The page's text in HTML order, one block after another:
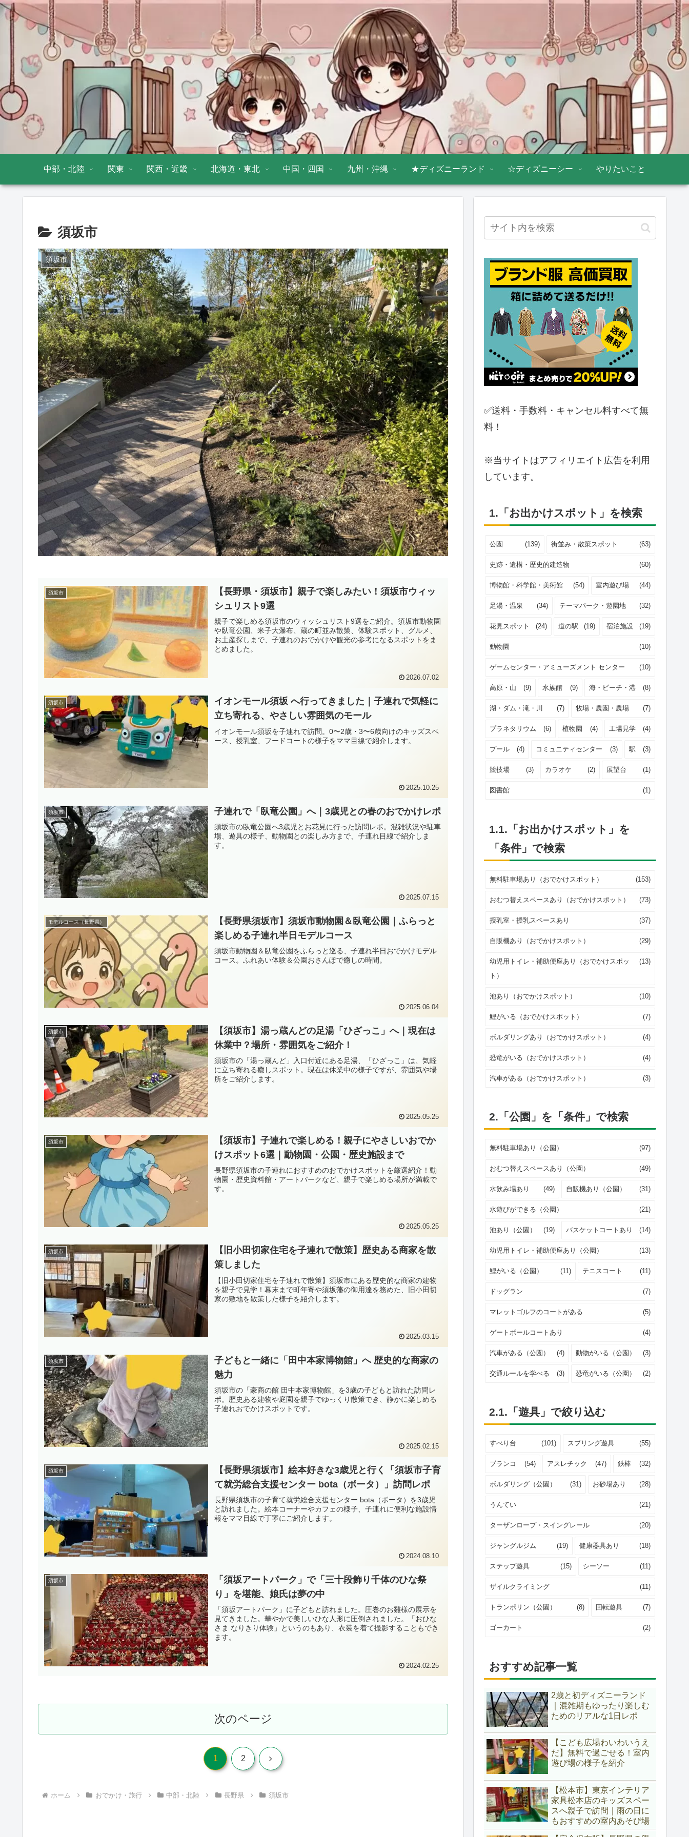
中部・北陸 関東 関西・近畿 北海道・東北 中国・四国 九州・沖縄 ★ディズニーランド ☆ディズニーシー やりたいこと
須坂市
須坂市
須坂市
【長野県・須坂市】親子で楽しみたい！須坂市ウィッ
シュリスト9選
親子で楽しめる須坂市のウィッシュリスト9選をご紹介。須坂市動物園
や臥竜公園、米子大瀑布、蔵の町並み散策、体験スポット、グルメ、
お土産探しまで、子連れのおでかけや観光の参考になるスポットをま
とめました。
2026.07.02
須坂市
イオンモール須坂 へ行ってきました｜子連れで気軽に
立ち寄れる、やさしい雰囲気のモール
イオンモール須坂を子連れで訪問。0〜2歳・3〜6歳向けのキッズスペ
ース、授乳室、フードコートの様子をママ目線で紹介します。
2025.10.25
須坂市 子連れで「臥竜公園」へ｜3歳児との春のおでかけレポ
須坂市の臥竜公園へ3歳児とお花見に行った訪問レポ。混雑状況や駐車
場、遊具の様子、動物園との楽しみ方まで、子連れ目線で紹介しま
す。
2025.07.15
モデルコース（長野県）
【長野県須坂市】須坂市動物園＆臥竜公園｜ふらっと
楽しめる子連れ半日モデルコース
須坂市動物園＆臥竜公園をふらっと巡る、子連れ半日おでかけモデル
コース。ふれあい体験＆公園おさんぽで癒しの時間。
2025.06.04
須坂市
【須坂市】湯っ蔵んどの足湯「ひざっこ」へ｜現在は
休業中？場所・雰囲気をご紹介！
須坂市の「湯っ蔵んど」入口付近にある足湯、「ひざっこ」は、気軽
に立ち寄れる癒しスポット。現在は休業中の様子ですが、雰囲気や場
所をご紹介します。
2025.05.25
須坂市
【須坂市】子連れで楽しめる！親子にやさしいおでか
けスポット6選｜動物園・公園・歴史施設まで
長野県須坂市の子連れにおすすめのおでかけスポットを厳選紹介！動
物園・歴史資料館・アートパークなど、親子で楽しめる場所が満載で
す。
2025.05.25
須坂市
【旧小田切家住宅を子連れで散策】歴史ある商家を散
策しました
【旧小田切家住宅を子連れで散策】須坂市にある歴史的な商家の建物
を親子で見学！幕末まで町年寄や須坂藩の御用達を務めた、旧小田切
家の敷地を散策した様子を紹介します。
2025.03.15
須坂市
子どもと一緒に「田中本家博物館」へ 歴史的な商家の
魅力
須坂市の「豪商の館 田中本家博物館」を3歳の子どもと訪れた訪問レ
ポ。歴史ある建物や庭園を親子でゆっくり散策でき、静かに楽しめる
子連れおでかけスポットです。
2025.02.15
須坂市
【長野県須坂市】絵本好きな3歳児と行く「須坂市子育
て就労総合支援センター bota（ボータ）」訪問レポ
長野県須坂市の子育て就労総合支援センター bota（ボータ）を3歳児
と訪れました。絵本コーナーやカフェの様子、子連れに便利な施設情
報をママ目線で丁寧にご紹介します。
2024.08.10
須坂市
「須坂アートパーク」で「三十段飾り千体のひな祭
り」を堪能、娘氏は夢の中
「須坂アートパーク」に子どもと訪れました。圧巻のお雛様の展示を
見てきました。華やかで美しいひな人形に圧倒されました。「おひな
さま なりきり体験」というのもあり、衣装を着て撮影することもでき
ます。
2024.02.25
次のページ
1 2 次
ホーム おでかけ・旅行 中部・北陸 長野県 須坂市
✅送料・手数料・キャンセル料すべて無
料！
※当サイトはアフィリエイト広告を利用
しています。
1.「お出かけスポット」を検索
公園 (139) 街並み・散策スポット (63)
史跡・遺構・歴史的建造物 (60)
博物館・科学館・美術館 (54) 室内遊び場 (44)
足湯・温泉 (34) テーマパーク・遊園地 (32)
花見スポット (24) 道の駅 (19) 宿泊施設 (19)
動物園 (10)
ゲームセンター・アミューズメント センター (10)
高原・山 (9) 水族館 (9) 海・ビーチ・港 (8)
湖・ダム・滝・川 (7) 牧場・農園・農場 (7)
プラネタリウム (6) 植物園 (4) 工場見学 (4)
プール (4) コミュニティセンター (3) 駅 (3)
競技場 (3) カラオケ (2) 展望台 (1)
図書館 (1)
1.1.「お出かけスポット」を
「条件」で検索
無料駐車場あり（おでかけスポット） (153)
おむつ替えスペースあり（おでかけスポット） (73)
授乳室・授乳スペースあり (37)
自販機あり（おでかけスポット） (29)
幼児用トイレ・補助便座あり（おでかけスポッ
ト）
(13)
池あり（おでかけスポット） (10)
鯉がいる（おでかけスポット） (7)
ボルダリングあり（おでかけスポット） (4)
恐竜がいる（おでかけスポット） (4)
汽車がある（おでかけスポット） (3)
2.「公園」を「条件」で検索
無料駐車場あり（公園） (97)
おむつ替えスペースあり（公園） (49)
水飲み場あり (49) 自販機あり（公園） (31)
水遊びができる（公園） (21)
池あり（公園） (19) バスケットコートあり (14)
幼児用トイレ・補助便座あり（公園） (13)
鯉がいる（公園） (11) テニスコート (11)
ドッグラン (7)
マレットゴルフのコートがある (5)
ゲートボールコートあり (4)
汽車がある（公園） (4) 動物がいる（公園） (3)
交通ルールを学べる (3) 恐竜がいる（公園） (2)
2.1.「遊具」で絞り込む
すべり台 (101) スプリング遊具 (55)
ブランコ (54) アスレチック (47) 鉄棒 (32)
ボルダリング（公園） (31) お砂場あり (28)
うんてい (21)
ターザンロープ・スイングレール (20)
ジャングルジム (19) 健康器具あり (18)
ステップ遊具 (15) シーソー (11)
ザイルクライミング (11)
トランポリン（公園） (8) 回転遊具 (7)
ゴーカート (2)
おすすめ記事一覧
2歳と初ディズニーランド
｜混雑期もゆったり楽しむ
ためのリアルな1日レポ
【こども広場わいわいうえ
だ】無料で過ごせる！室内
遊び場の様子を紹介
【松本市】東京インテリア
家具松本店のキッズスペー
スへ親子で訪問｜雨の日に
もおすすめの室内あそび場